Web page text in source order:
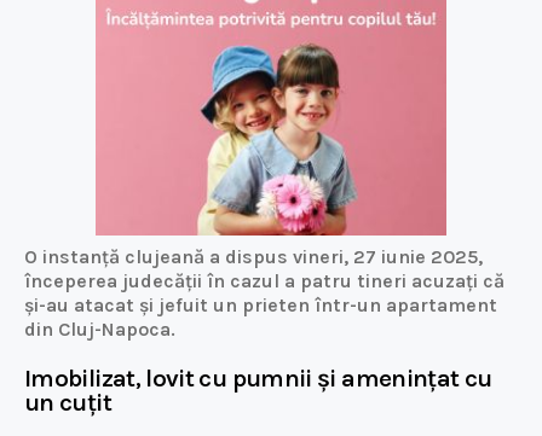
O instanță clujeană a dispus vineri, 27 iunie 2025,
începerea judecății în cazul a patru tineri acuzați că
și-au atacat și jefuit un prieten într-un apartament
din Cluj-Napoca.
Imobilizat, lovit cu pumnii și amenințat cu
un cuțit